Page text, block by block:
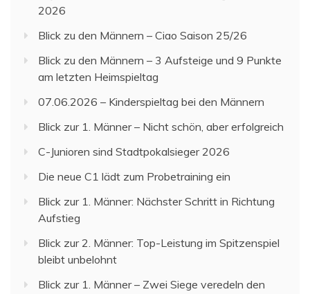
2026
Blick zu den Männern – Ciao Saison 25/26
Blick zu den Männern – 3 Aufsteige und 9 Punkte
am letzten Heimspieltag
07.06.2026 – Kinderspieltag bei den Männern
Blick zur 1. Männer – Nicht schön, aber erfolgreich
C-Junioren sind Stadtpokalsieger 2026
Die neue C1 lädt zum Probetraining ein
Blick zur 1. Männer: Nächster Schritt in Richtung
Aufstieg
Blick zur 2. Männer: Top-Leistung im Spitzenspiel
bleibt unbelohnt
Blick zur 1. Männer – Zwei Siege veredeln den